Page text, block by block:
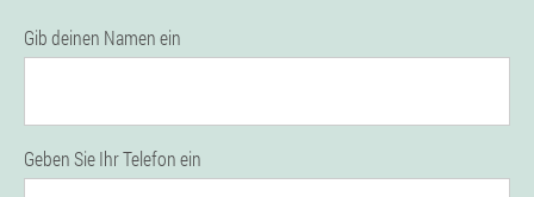
Gib deinen Namen ein
Geben Sie Ihr Telefon ein